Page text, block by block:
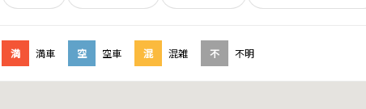
満 満車 空 空車 混 混雑 不 不明